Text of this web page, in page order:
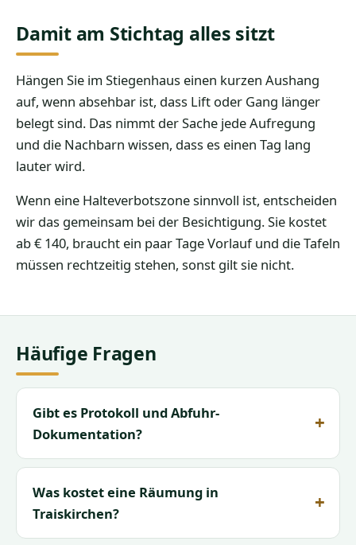
Damit am Stichtag alles sitzt
Hängen Sie im Stiegenhaus einen kurzen Aushang
auf, wenn absehbar ist, dass Lift oder Gang länger
belegt sind. Das nimmt der Sache jede Aufregung
und die Nachbarn wissen, dass es einen Tag lang
lauter wird.
Wenn eine Halteverbotszone sinnvoll ist, entscheiden
wir das gemeinsam bei der Besichtigung. Sie kostet
ab € 140, braucht ein paar Tage Vorlauf und die Tafeln
müssen rechtzeitig stehen, sonst gilt sie nicht.
Häufige Fragen
Gibt es Protokoll und Abfuhr-
Dokumentation?
Was kostet eine Räumung in
Traiskirchen?